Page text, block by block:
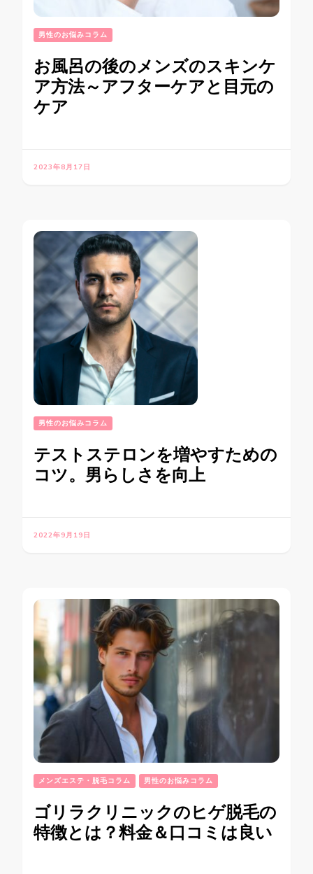
男性のお悩みコラム
お風呂の後のメンズのスキンケ
ア方法～アフターケアと目元の
ケア
2023年8月17日
男性のお悩みコラム
テストステロンを増やすための
コツ。男らしさを向上
2022年9月19日
メンズエステ・脱毛コラム 男性のお悩みコラム
ゴリラクリニックのヒゲ脱毛の
特徴とは？料金＆口コミは良い